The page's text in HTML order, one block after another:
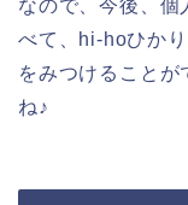
なので、今後、個
べて、hi-hoひか
をみつけることが
ね♪